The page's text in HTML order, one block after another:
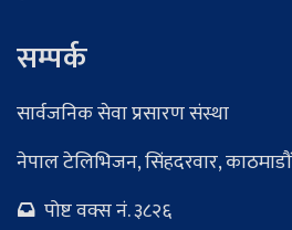
सम्पर्क
सार्वजनिक सेवा प्रसारण संस्था
नेपाल टेलिभिजन, सिंहदरवार, काठमाडौं
पोष्ट वक्स नं. ३८२६